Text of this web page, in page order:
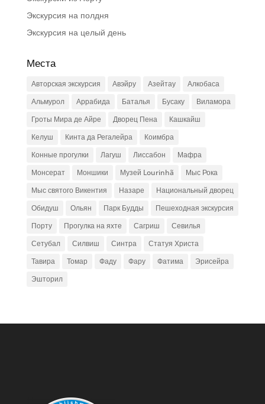
Экскурсия на полдня
Экскурсия на целый день
Места
Авторская экскурсия Авэйру Азейтау
Алкобаса
Альмурол
Аррабида Баталья Бусаку
Виламора
Гроты Мира де Айре
Дворец Пена
Кашкайш
Келуш
Кинта да Регалейра
Коимбра
Конные прогулки
Лагуш Лиссабон
Мафра
Монсерат
Моншики Музей Lourinhã
Мыс Рока
Мыс святого Викентия
Назаре
Национальный дворец
Обидуш
Ольян Парк Будды
Пешеходная экскурсия
Порту
Прогулка на яхте Сагриш
Севилья
Сетубал
Силвиш Синтра
Статуя Христа
Тавира
Томар Фаду Фару Фатима
Эрисейра
Эшторил